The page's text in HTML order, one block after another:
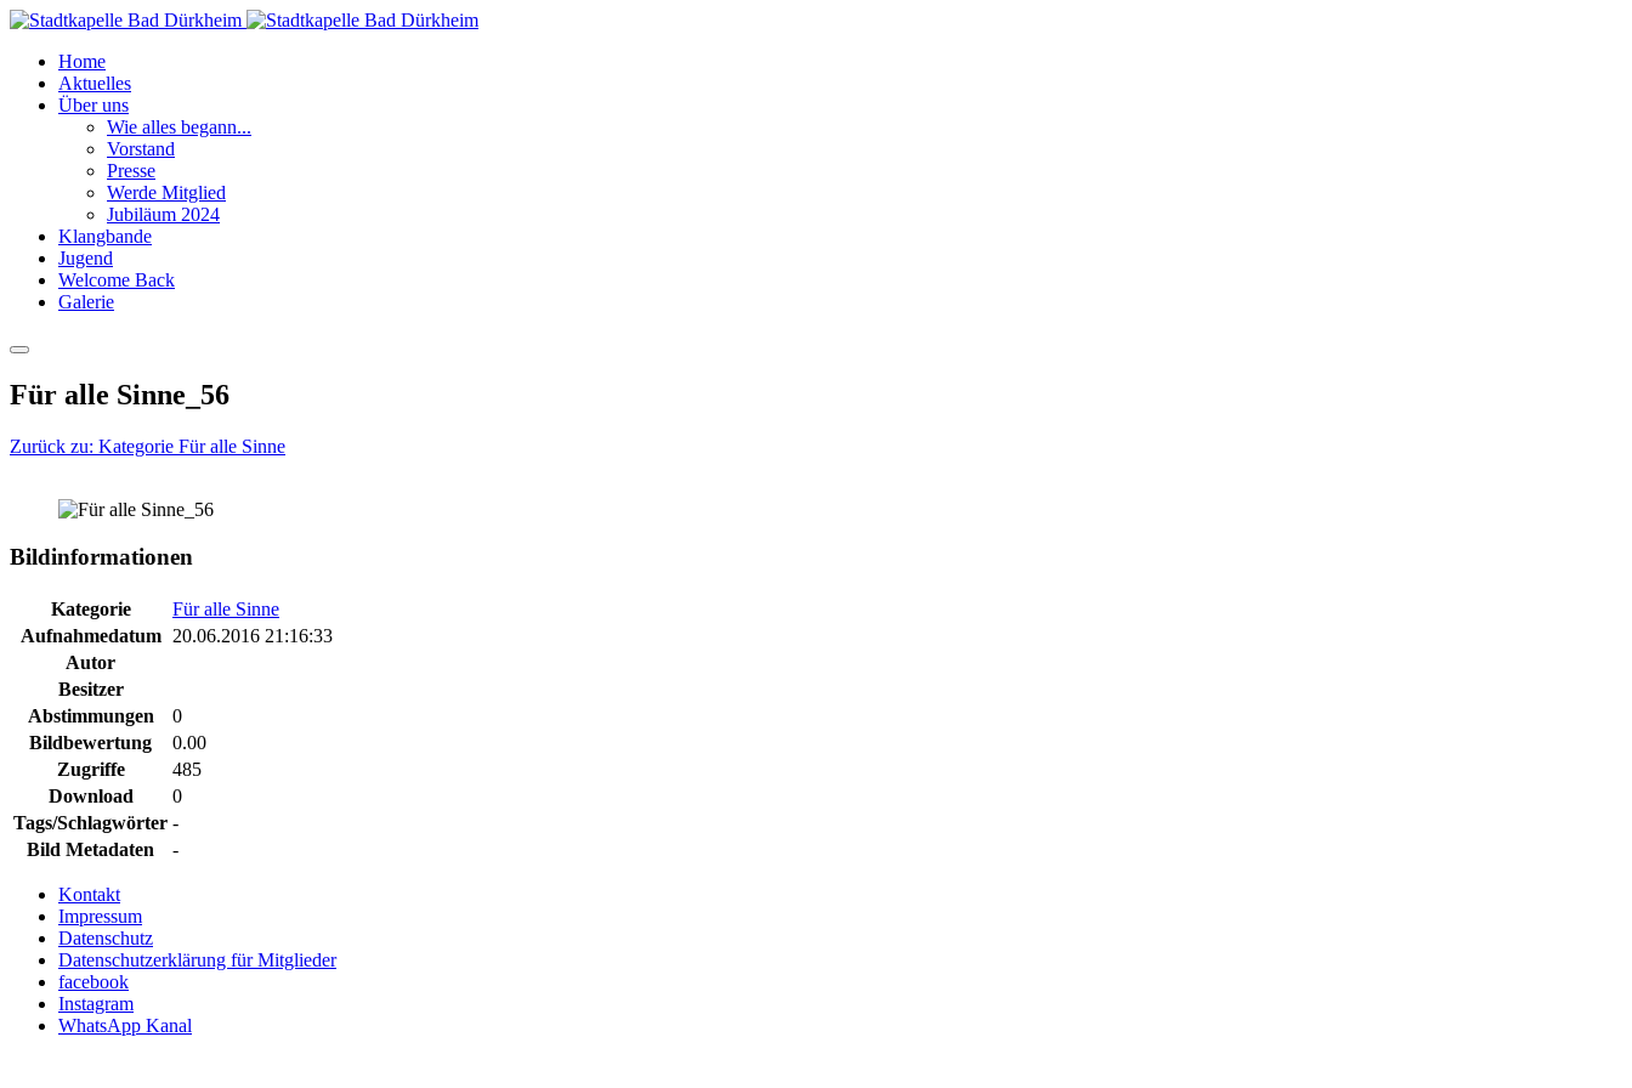
Home
Aktuelles
Über uns
Wie alles begann...
Vorstand
Presse
Werde Mitglied
Jubiläum 2024
Klangbande
Jugend
Welcome Back
Galerie
Für alle Sinne_56
Zurück zu: Kategorie Für alle Sinne
Bildinformationen
Kategorie
Für alle Sinne
Aufnahmedatum
20.06.2016 21:16:33
Autor
Besitzer
Abstimmungen
0
Bildbewertung
0.00
Zugriffe
485
Download
0
Tags/Schlagwörter -
Bild Metadaten
-
Kontakt
Impressum
Datenschutz
Datenschutzerklärung für Mitglieder
facebook
Instagram
WhatsApp Kanal